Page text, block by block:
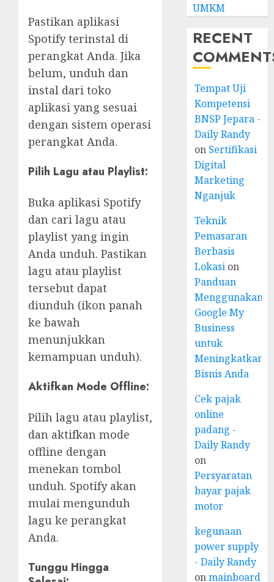
Pastikan aplikasi
Spotify terinstal di
perangkat Anda. Jika
belum, unduh dan
instal dari toko
aplikasi yang sesuai
dengan sistem operasi
perangkat Anda.
Pilih Lagu atau Playlist:
Buka aplikasi Spotify
dan cari lagu atau
playlist yang ingin
Anda unduh. Pastikan
lagu atau playlist
tersebut dapat
diunduh (ikon panah
ke bawah
menunjukkan
kemampuan unduh).
Aktifkan Mode Offline:
Pilih lagu atau playlist,
dan aktifkan mode
offline dengan
menekan tombol
unduh. Spotify akan
mulai mengunduh
lagu ke perangkat
Anda.
Tunggu Hingga
UMKM
RECENT
Tempat Uji
Kompetensi
BNSP Jepara -
Daily Randy
on Sertifikasi
Digital
Marketing
Nganjuk
Teknik
Pemasaran
Berbasis
Lokasi on
Panduan
Menggunakan
Google My
Business
untuk
Meningkatkan
Bisnis Anda
Cek pajak
online
padang -
Daily Randy
on
Persyaratan
bayar pajak
motor
kegunaan
power supply
- Daily Randy
onmainboard